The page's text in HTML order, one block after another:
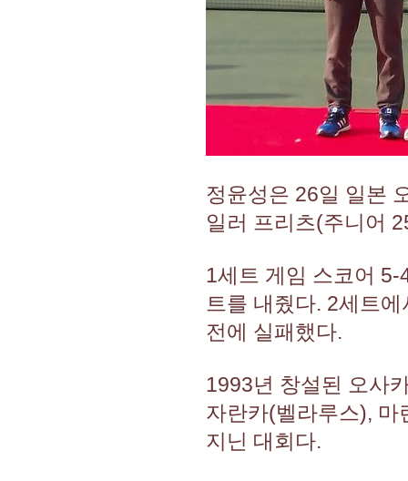
정윤성은 26일 일본
일러 프리츠(주니어
1세트 게임 스코어
트를 내줬다. 2세트
전에 실패했다.
1993년 창설된 오사
자란카(벨라루스), 마
지닌 대회다.